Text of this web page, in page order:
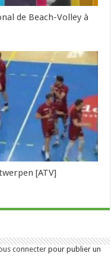
de Beach-Volley à
[ATV]
connecter pour publier un